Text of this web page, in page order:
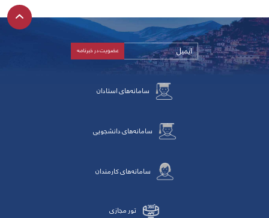
سامانه‌های استادان
سامانه‌های دانشجویی
سامانه‌های کارمندان
تور مجازی